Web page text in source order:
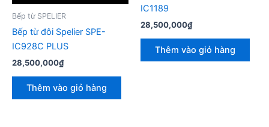
Bếp từ SPELIER
Bếp từ đôi Spelier SPE-
IC928C PLUS
28,500,000₫
Thêm vào giỏ hàng
IC1189
28,500,000₫
Thêm vào giỏ hàng